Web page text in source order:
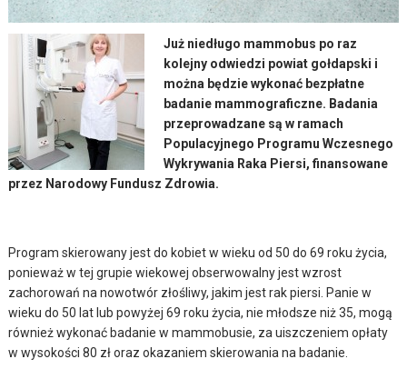
Już niedługo mammobus po raz
kolejny odwiedzi powiat gołdapski i
można będzie wykonać bezpłatne
badanie mammograficzne. Badania
przeprowadzane są w ramach
Populacyjnego Programu Wczesnego
Wykrywania Raka Piersi, finansowane
przez Narodowy Fundusz Zdrowia.
Program skierowany jest do kobiet w wieku od 50 do 69 roku życia,
ponieważ w tej grupie wiekowej obserwowalny jest wzrost
zachorowań na nowotwór złośliwy, jakim jest rak piersi. Panie w
wieku do 50 lat lub powyżej 69 roku życia, nie młodsze niż 35, mogą
również wykonać badanie w mammobusie, za uiszczeniem opłaty
w wysokości 80 zł oraz okazaniem skierowania na badanie.